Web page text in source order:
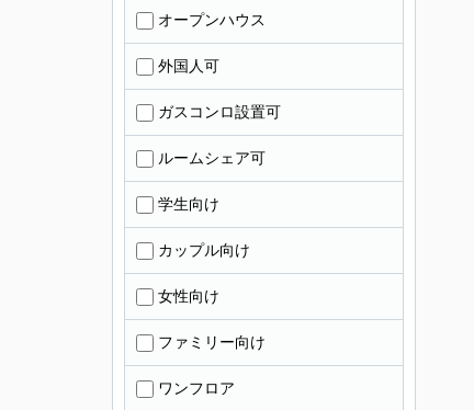
オープンハウス
外国人可
ガスコンロ設置可
ルームシェア可
学生向け
カップル向け
女性向け
ファミリー向け
ワンフロア